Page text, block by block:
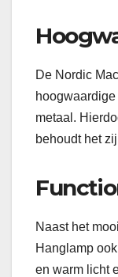
De Nordic
metaal.
behoudt het
Naast het
Hanglamp
en warm licht